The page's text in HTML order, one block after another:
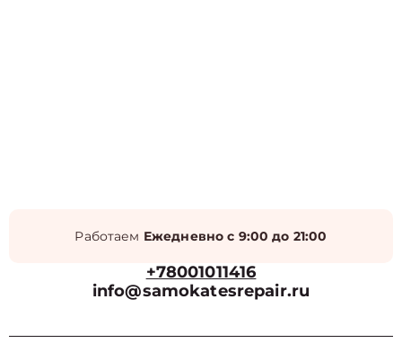
Работаем Ежедневно с 9:00 до 21:00
+78001011416
info@samokatesrepair.ru